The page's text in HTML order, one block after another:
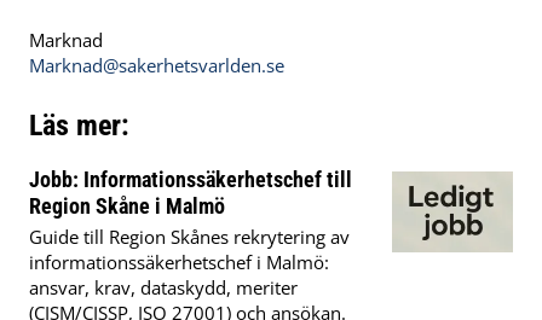
Marknad
Marknad@sakerhetsvarlden.se
Läs mer:
Jobb: Informationssäkerhetschef till
Region Skåne i Malmö
Guide till Region Skånes rekrytering av
informationssäkerhetschef i Malmö:
ansvar, krav, dataskydd, meriter
(CISM/CISSP, ISO 27001) och ansökan.